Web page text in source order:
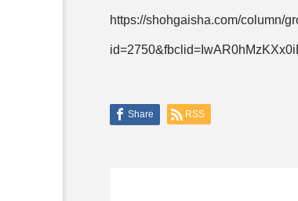
https://shohgaisha.com/column/
Share RSS